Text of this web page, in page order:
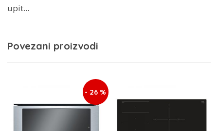
upit...
Povezani proizvodi
- 26 %